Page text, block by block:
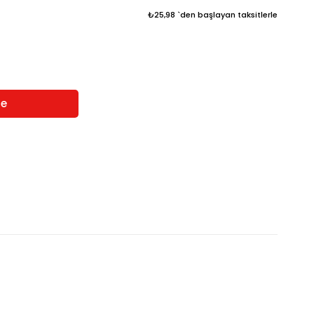
₺25,98 `den başlayan taksitlerle